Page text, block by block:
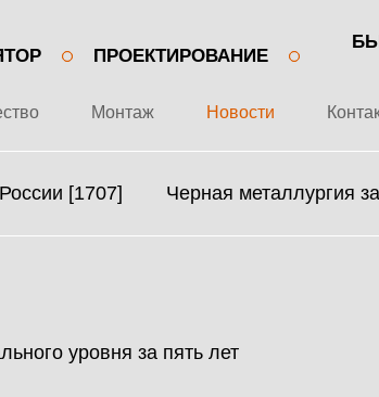
ПРОЕКТИРОВАНИЕ
Монтаж Новости
О ЗАВОДЕ
[1707] Черная металлургия